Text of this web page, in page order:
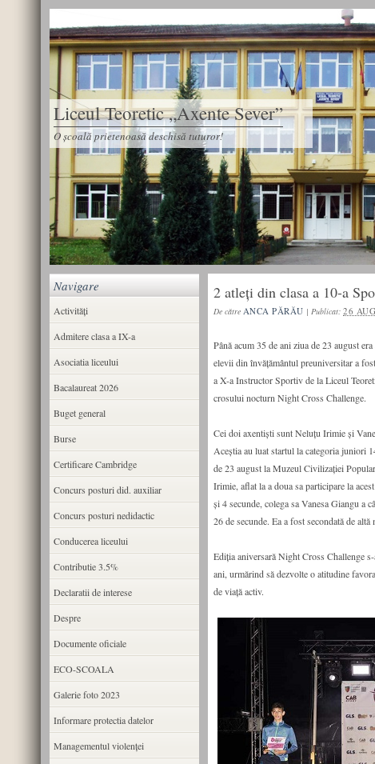
Liceul Teoretic „Axente Sever”
O școală prietenoasă deschisă tuturor!
2 atleți din clasa a 10-a
De către ANCA PĂRĂU | Publicat: 26
Până acum 35 de ani ziua de 23 august
elevii din învățământul preuniversitar a
a X-a Instructor Sportiv de la Liceul
crosului nocturn Night Cross Challenge.
Cei doi axentiști sunt Neluțu Irimie și
Aceștia au luat startul la categoria juniori
de 23 august la Muzeul Civilizației
Irimie, aflat la a doua sa participare la
și 4 secunde, colega sa Vanesa Giangu a
26 de secunde. Ea a fost secondată de
Ediția aniversară Night Cross Challenge
ani, urmărind să dezvolte o atitudine
de viață activ.
Navigare
Activități
Admitere clasa a IX-a
Asociatia liceului
Bacalaureat 2026
Buget general
Burse
Certificare Cambridge
Concurs posturi did. auxiliar
Concurs posturi nedidactic
Conducerea liceului
Contributie 3.5%
Declaratii de interese
Despre
Documente oficiale
ECO-SCOALA
Galerie foto 2023
Informare protectia datelor
Managementul violenței